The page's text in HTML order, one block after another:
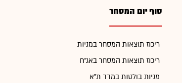
סוף יום המסחר
ריכוז תוצאות המסחר במניות
ריכוז תוצאות המסחר באג"ח
מניות בולטות במדד ת"א